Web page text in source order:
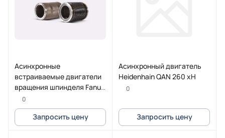
Асинхронные
встраиваемые двигатели
вращения шпинделя Fanuc
серии BiI
0
Запросить цену
Асинхронный двигатель
Heidenhain QAN 260 xH
0
Запросить цену